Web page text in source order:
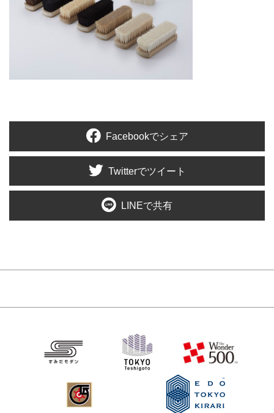
Facebookでシェア
Twitterでツイート
LINEで共有